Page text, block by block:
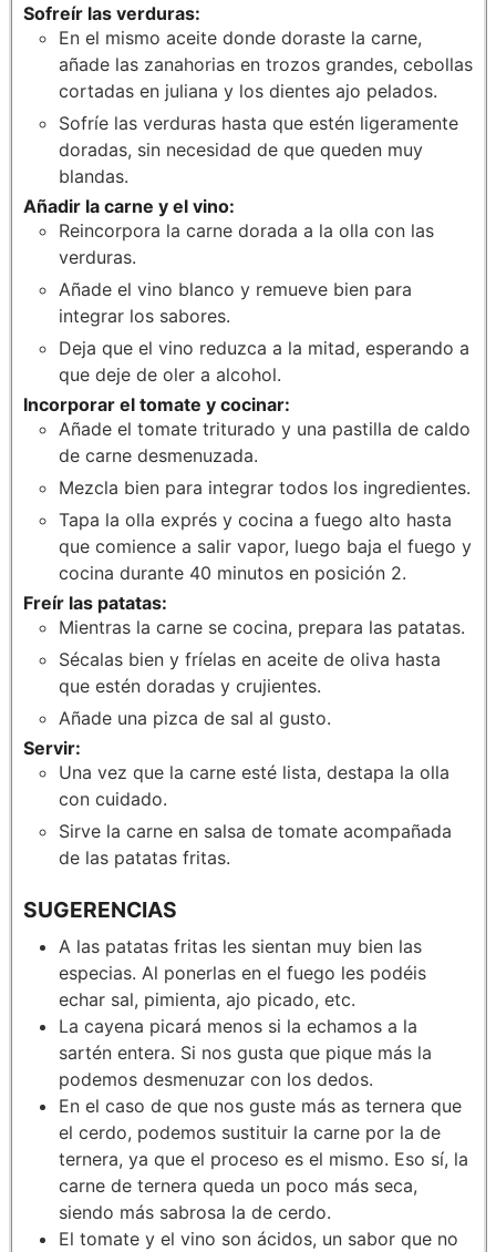
Sofreír las verduras:
En el mismo aceite donde doraste la carne,
añade las zanahorias en trozos grandes, cebollas
cortadas en juliana y los dientes ajo pelados.
Sofríe las verduras hasta que estén ligeramente
doradas, sin necesidad de que queden muy
blandas.
Añadir la carne y el vino:
Reincorpora la carne dorada a la olla con las
verduras.
Añade el vino blanco y remueve bien para
integrar los sabores.
Deja que el vino reduzca a la mitad, esperando a
que deje de oler a alcohol.
Incorporar el tomate y cocinar:
Añade el tomate triturado y una pastilla de caldo
de carne desmenuzada.
Mezcla bien para integrar todos los ingredientes.
Tapa la olla exprés y cocina a fuego alto hasta
que comience a salir vapor, luego baja el fuego y
cocina durante 40 minutos en posición 2.
Freír las patatas:
Mientras la carne se cocina, prepara las patatas.
Sécalas bien y fríelas en aceite de oliva hasta
que estén doradas y crujientes.
Añade una pizca de sal al gusto.
Servir:
Una vez que la carne esté lista, destapa la olla
con cuidado.
Sirve la carne en salsa de tomate acompañada
de las patatas fritas.
SUGERENCIAS
A las patatas fritas les sientan muy bien las
especias. Al ponerlas en el fuego les podéis
echar sal, pimienta, ajo picado, etc.
La cayena picará menos si la echamos a la
sartén entera. Si nos gusta que pique más la
podemos desmenuzar con los dedos.
En el caso de que nos guste más as ternera que
el cerdo, podemos sustituir la carne por la de
ternera, ya que el proceso es el mismo. Eso sí, la
carne de ternera queda un poco más seca,
siendo más sabrosa la de cerdo.
El tomate y el vino son ácidos, un sabor que no